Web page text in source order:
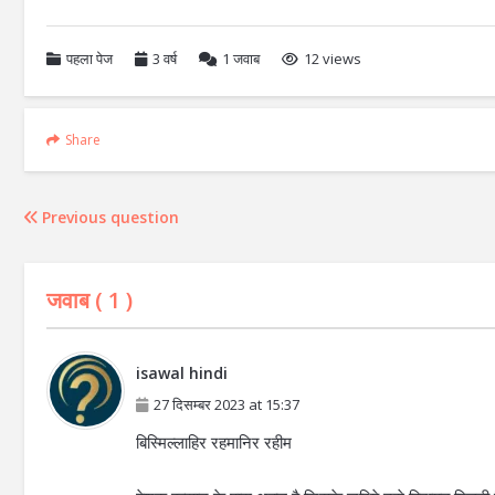
पहला पेज 3 वर्ष 1 जवाब 12 views
Share
Previous question
जवाब ( 1 )
isawal hindi
27 दिसम्बर 2023 at 15:37
बिस्मिल्लाहिर रहमानिर रहीम